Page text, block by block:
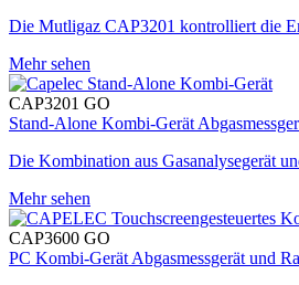
Die Mutligaz CAP3201 kontrolliert die
Mehr sehen
CAP3201 GO
Stand-Alone Kombi-Gerät
Die Kombination aus Gasanalysegerät
Mehr sehen
CAP3600 GO
PC Kombi-Gerät Abgasmessgerät und